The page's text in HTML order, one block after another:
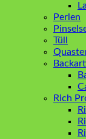
Perlen
Tüll
Rich